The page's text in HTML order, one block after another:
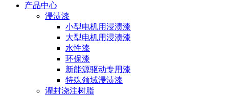
产品中心
浸渍漆
小型电机用浸渍漆
大型电机用浸渍漆
水性漆
环保漆
新能源驱动专用漆
特殊领域浸渍漆
灌封浇注树脂